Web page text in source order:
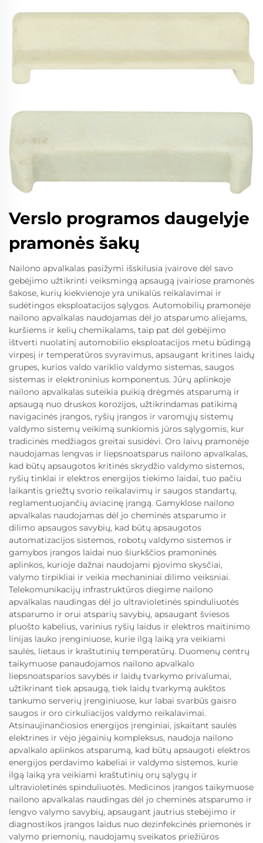
Verslo programos daugelyje
pramonės šakų
Nailono apvalkalas pasižymi išskilusia įvairove dėl savo
gebėjimo užtikrinti veiksmingą apsaugą įvairiose pramonės
šakose, kurių kiekvienoje yra unikalūs reikalavimai ir
sudėtingos eksploatacijos sąlygos. Automobilių pramonėje
nailono apvalkalas naudojamas dėl jo atsparumo aliejams,
kuršiems ir kelių chemikalams, taip pat dėl gebėjimo
ištverti nuolatinį automobilio eksploatacijos metu būdingą
virpesį ir temperatūros svyravimus, apsaugant kritines laidų
grupes, kurios valdo variklio valdymo sistemas, saugos
sistemas ir elektroninius komponentus. Jūrų aplinkoje
nailono apvalkalas suteikia puikią drėgmės atsparumą ir
apsaugą nuo druskos korozijos, užtikrindamas patikimą
navigacinės įrangos, ryšių įrangos ir varomųjų sistemų
valdymo sistemų veikimą sunkiomis jūros sąlygomis, kur
tradicinės medžiagos greitai susidėvi. Oro laivų pramonėje
naudojamas lengvas ir liepsnoatsparus nailono apvalkalas,
kad būtų apsaugotos kritinės skrydžio valdymo sistemos,
ryšių tinklai ir elektros energijos tiekimo laidai, tuo pačiu
laikantis griežtų svorio reikalavimų ir saugos standartų,
reglamentuojančių aviacinę įrangą. Gamyklose nailono
apvalkalas naudojamas dėl jo cheminės atsparumo ir
dilimo apsaugos savybių, kad būtų apsaugotos
automatizacijos sistemos, robotų valdymo sistemos ir
gamybos įrangos laidai nuo šiurkščios pramoninės
aplinkos, kurioje dažnai naudojami pjovimo skysčiai,
valymo tirpikliai ir veikia mechaniniai dilimo veiksniai.
Telekomunikacijų infrastruktūros diegime nailono
apvalkalas naudingas dėl jo ultravioletinės spinduliuotės
atsparumo ir orui atsparių savybių, apsaugant šviesos
pluošto kabelius, varinius ryšių laidus ir elektros maitinimo
linijas lauko įrenginiuose, kurie ilgą laiką yra veikiami
saulės, lietaus ir kraštutinių temperatūrų. Duomenų centrų
taikymuose panaudojamos nailono apvalkalo
liepsnoatsparios savybės ir laidų tvarkymo privalumai,
užtikrinant tiek apsaugą, tiek laidų tvarkymą aukštos
tankumo serverių įrenginiuose, kur labai svarbūs gaisro
saugos ir oro cirkuliacijos valdymo reikalavimai.
Atsinaujinančiosios energijos įrenginiai, įskaitant saulės
elektrines ir vėjo jėgainių kompleksus, naudoja nailono
apvalkalo aplinkos atsparumą, kad būtų apsaugoti elektros
energijos perdavimo kabeliai ir valdymo sistemos, kurie
ilgą laiką yra veikiami kraštutinių orų sąlygų ir
ultravioletinės spinduliuotės. Medicinos įrangos taikymuose
nailono apvalkalas naudingas dėl jo cheminės atsparumo ir
lengvo valymo savybių, apsaugant jautrius stebėjimo ir
diagnostikos įrangos laidus nuo dezinfekcinės priemonės ir
valymo priemonių, naudojamų sveikatos priežiūros